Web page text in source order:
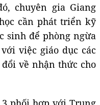
chuyên gia Giang
cần phát triển kỹ
sinh để phòng ngừa
việc giáo dục các
về nhận thức cho